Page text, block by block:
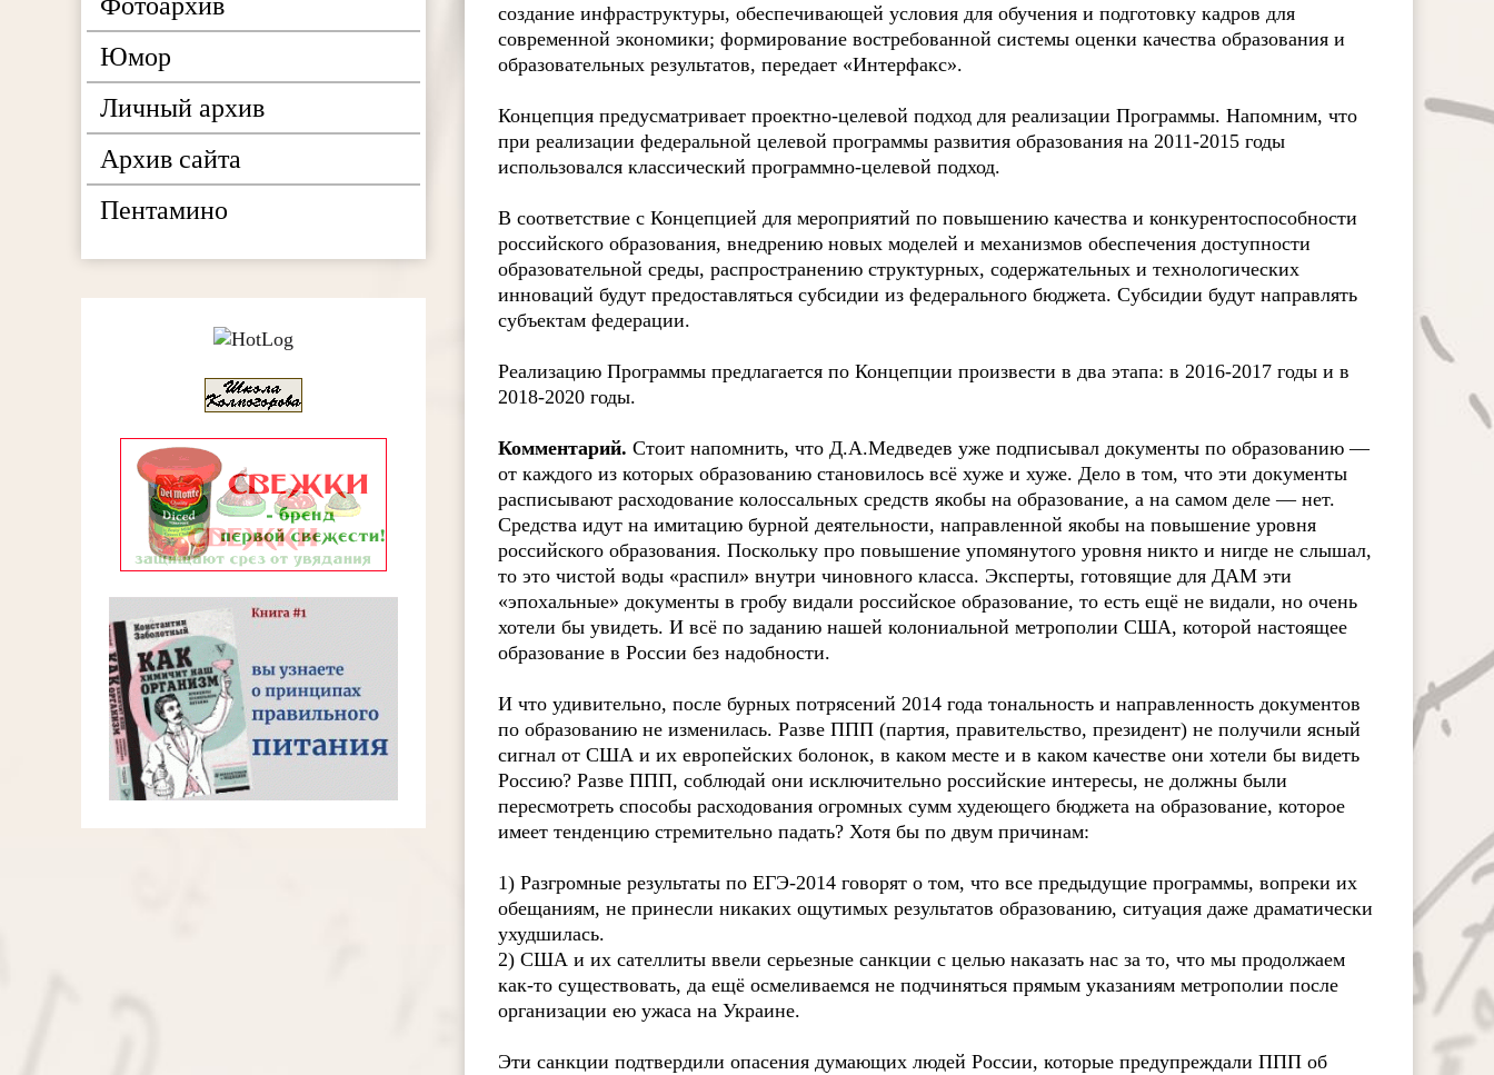
создание инфраструктуры, обеспечивающей условия для обучения и подготовку кадров для
современной экономики; формирование востребованной системы оценки качества образования и
образовательных результатов, передает «Интерфакс».
Концепция предусматривает проектно-целевой подход для реализации Программы. Напомним, что
при реализации федеральной целевой программы развития образования на 2011-2015 годы
использовался классический программно-целевой подход.
В соответствие с Концепцией для мероприятий по повышению качества и конкурентоспособности
российского образования, внедрению новых моделей и механизмов обеспечения доступности
образовательной среды, распространению структурных, содержательных и технологических
инноваций будут предоставляться субсидии из федерального бюджета. Субсидии будут направлять
субъектам федерации.
Реализацию Программы предлагается по Концепции произвести в два этапа: в 2016-2017 годы и в
2018-2020 годы.
Комментарий.Стоит напомнить, что Д.А.Медведев уже подписывал документы по образованию —
от каждого из которых образованию становилось всё хуже и хуже. Дело в том, что эти документы
расписывают расходование колоссальных средств якобы на образование, а на самом деле — нет.
Средства идут на имитацию бурной деятельности, направленной якобы на повышение уровня
российского образования. Поскольку про повышение упомянутого уровня никто и нигде не слышал,
то это чистой воды «распил» внутри чиновного класса. Эксперты, готовящие для ДАМ эти
«эпохальные» документы в гробу видали российское образование, то есть ещё не видали, но очень
хотели бы увидеть. И всё по заданию нашей колониальной метрополии США, которой настоящее
образование в России без надобности.
И что удивительно, после бурных потрясений 2014 года тональность и направленность документов
по образованию не изменилась. Разве ППП (партия, правительство, президент) не получили ясный
сигнал от США и их европейских болонок, в каком месте и в каком качестве они хотели бы видеть
Россию? Разве ППП, соблюдай они исключительно российские интересы, не должны были
пересмотреть способы расходования огромных сумм худеющего бюджета на образование, которое
имеет тенденцию стремительно падать? Хотя бы по двум причинам:
1) Разгромные результаты по ЕГЭ-2014 говорят о том, что все предыдущие программы, вопреки их
обещаниям, не принесли никаких ощутимых результатов образованию, ситуация даже драматически
ухудшилась.
2) США и их сателлиты ввели серьезные санкции с целью наказать нас за то, что мы продолжаем
как-то существовать, да ещё осмеливаемся не подчиняться прямым указаниям метрополии после
организации ею ужаса на Украине.
Эти санкции подтвердили опасения думающих людей России, которые предупреждали ППП об
Юмор
Личный архив
Архив сайта
Пентамино